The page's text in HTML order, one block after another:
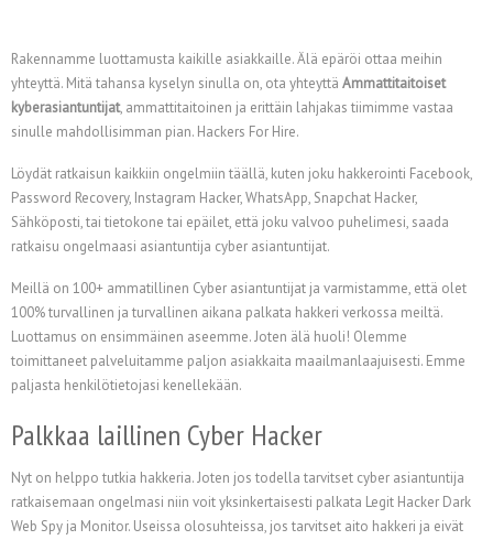
Rakennamme luottamusta kaikille asiakkaille. Älä epäröi ottaa meihin
yhteyttä. Mitä tahansa kyselyn sinulla on, ota yhteyttä Ammattitaitoiset
kyberasiantuntijat, ammattitaitoinen ja erittäin lahjakas tiimimme vastaa
sinulle mahdollisimman pian. Hackers For Hire.
Löydät ratkaisun kaikkiin ongelmiin täällä, kuten joku hakkerointi Facebook,
Password Recovery, Instagram Hacker, WhatsApp, Snapchat Hacker,
Sähköposti, tai tietokone tai epäilet, että joku valvoo puhelimesi, saada
ratkaisu ongelmaasi asiantuntija cyber asiantuntijat.
Meillä on 100+ ammatillinen Cyber asiantuntijat ja varmistamme, että olet
100% turvallinen ja turvallinen aikana palkata hakkeri verkossa meiltä.
Luottamus on ensimmäinen aseemme. Joten älä huoli! Olemme
toimittaneet palveluitamme paljon asiakkaita maailmanlaajuisesti. Emme
paljasta henkilötietojasi kenellekään.
Palkkaa laillinen Cyber Hacker
Nyt on helppo tutkia hakkeria. Joten jos todella tarvitset cyber asiantuntija
ratkaisemaan ongelmasi niin voit yksinkertaisesti palkata Legit Hacker Dark
Web Spy ja Monitor. Useissa olosuhteissa, jos tarvitset aito hakkeri ja eivät